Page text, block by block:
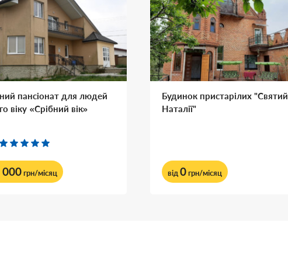
пансіонат для людей
віку «Срібний вік»
000грн/місяц
Будинок пристарілих "Святий
Наталії"
від 0грн/місяц